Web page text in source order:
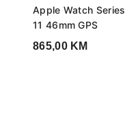
Apple Watch Series
11 46mm GPS
865,00 KM